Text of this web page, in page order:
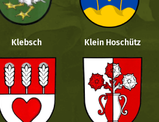
Klebsch Klein Hoschütz